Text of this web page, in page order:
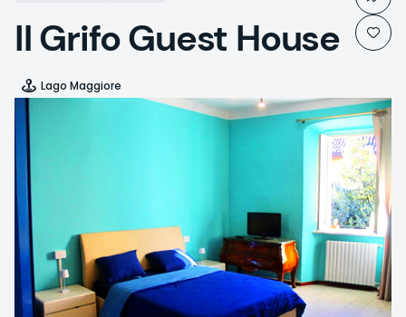
Il Grifo Guest House
Lago Maggiore